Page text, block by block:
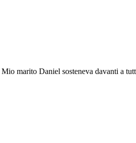
marito Daniel sosteneva davanti a